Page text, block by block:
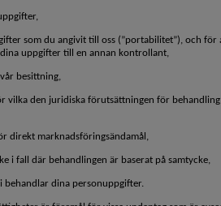
som du angivit till oss (”portabilitet”), och för
uppgifter till en annan kontrollant,
besittning,
den juridiska förutsättningen för behandling
marknadsföringsändamål,
fall där behandlingen är baserat på samtycke,
dina personuppgifter.